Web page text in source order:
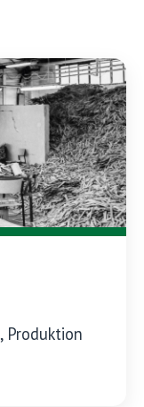
, Produktion